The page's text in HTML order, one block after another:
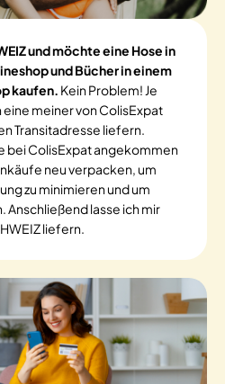
und möchte eine Hose in
und Bücher in einem
kaufen. Kein Problem! Je
eine meiner von ColisExpat
Transitadresse liefern.
bei ColisExpat angekommen
neu verpacken, um
zu minimieren und um
Anschließend lasse ich mir
liefern.